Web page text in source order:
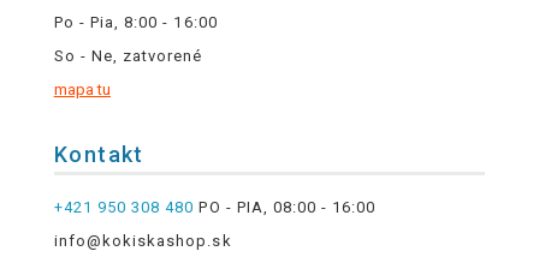
Po - Pia, 8:00 - 16:00
So - Ne, zatvorené
mapa tu
Kontakt
+421 950 308 480 PO - PIA, 08:00 - 16:00
info@kokiskashop.sk